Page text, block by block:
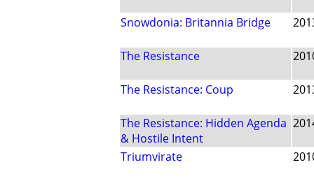
Snowdonia: Britannia Bridge
The Resistance
The Resistance: Coup
The Resistance: Hidden Agenda
& Hostile Intent
Triumvirate